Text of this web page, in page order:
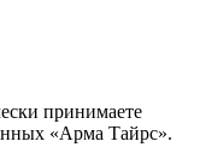
принимаете
«Арма Тайрс».